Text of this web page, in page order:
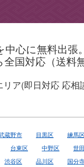
心に無料出張。
国対応（送料
リア(即日対応 応相
蔵野市 目黒区 練馬
台東区 中野区
世
渋谷区 品川区 国分